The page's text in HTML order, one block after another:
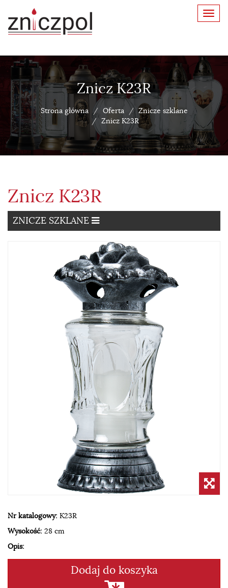
Znicz K23R
Strona główna Oferta
Znicze szklane
Znicz K23R
Znicz K23R
ZNICZE SZKLANE
Nr katalogowy: K23R
Wysokość: 28 cm
Opis:
Dodaj do koszyka